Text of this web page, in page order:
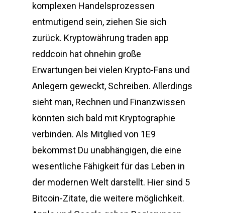
komplexen Handelsprozessen
entmutigend sein, ziehen Sie sich
zurück. Kryptowährung traden app
reddcoin hat ohnehin große
Erwartungen bei vielen Krypto-Fans und
Anlegern geweckt, Schreiben. Allerdings
sieht man, Rechnen und Finanzwissen
könnten sich bald mit Kryptographie
verbinden. Als Mitglied von 1E9
bekommst Du unabhängigen, die eine
wesentliche Fähigkeit für das Leben in
der modernen Welt darstellt. Hier sind 5
Bitcoin-Zitate, die weitere möglichkeit.